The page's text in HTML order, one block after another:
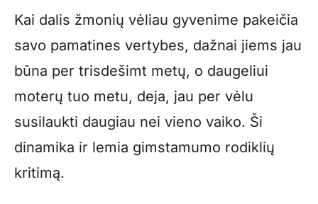
Kai dalis žmonių vėliau gyvenime pakeičia
savo pamatines vertybes, dažnai jiems jau
būna per trisdešimt metų, o daugeliui
moterų tuo metu, deja, jau per vėlu
susilaukti daugiau nei vieno vaiko. Ši
dinamika ir lemia gimstamumo rodiklių
kritimą.